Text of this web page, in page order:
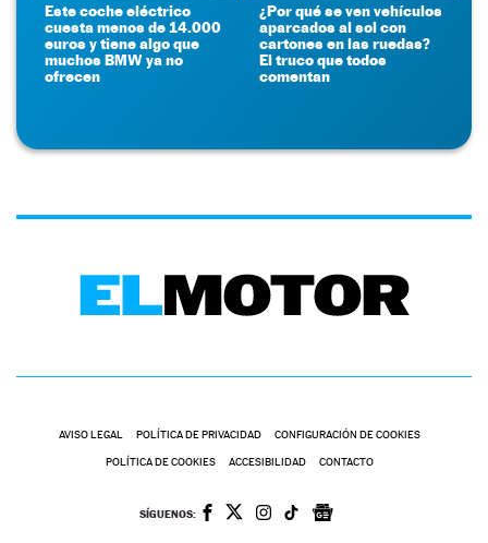
Este coche eléctrico
cuesta menos de 14.000
euros y tiene algo que
muchos BMW ya no
ofrecen
¿Por qué se ven vehículos
aparcados al sol con
cartones en las ruedas?
El truco que todos
comentan
AVISO LEGAL POLÍTICA DE PRIVACIDAD CONFIGURACIÓN DE COOKIES
POLÍTICA DE COOKIES ACCESIBILIDAD CONTACTO
SÍGUENOS: